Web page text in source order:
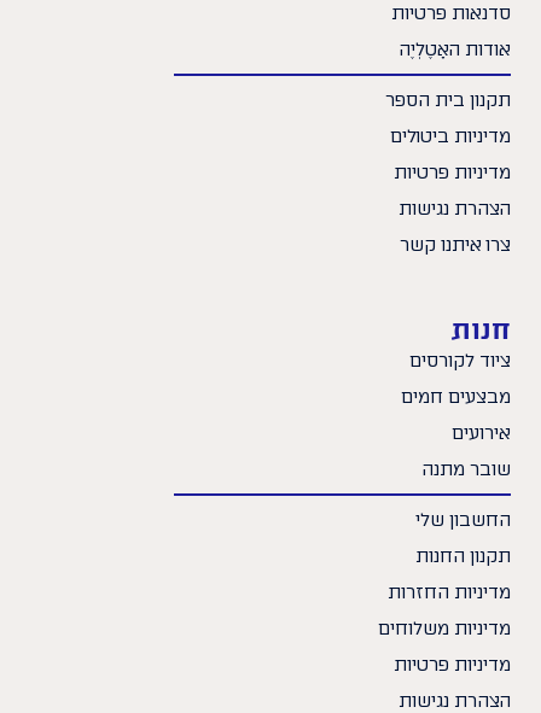
סדנאות פרטיות
אודות האָטֶלְיֶה
תקנון בית הספר
מדיניות ביטולים
מדיניות פרטיות
הצהרת נגישות
צרו איתנו קשר
חנות
ציוד לקורסים
מבצעים חמים
אירועים
שובר מתנה
החשבון שלי
תקנון החנות
מדיניות החזרות
מדיניות משלוחים
מדיניות פרטיות
הצהרת נגישות